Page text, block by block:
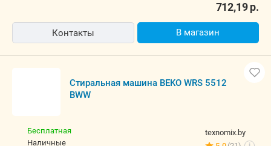
712,19р.
Контакты В магазин
Стиральная машина BEKO WRS 5512
BWW
texnomix.by
Бесплатная
наличные